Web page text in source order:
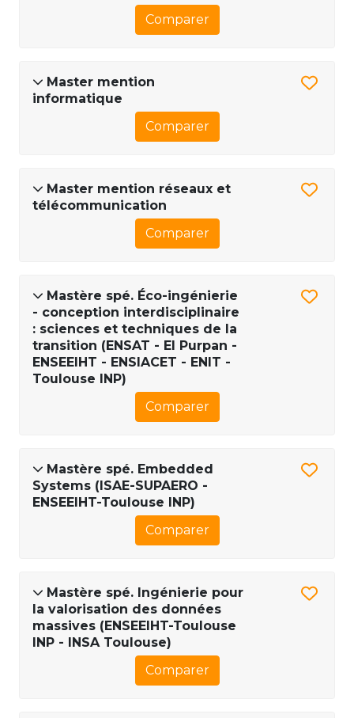
Comparer
Master mention
informatique
Comparer
Master mention réseaux et
télécommunication
Comparer
Mastère spé. Éco-ingénierie
- conception interdisciplinaire
: sciences et techniques de la
transition (ENSAT - EI Purpan -
ENSEEIHT - ENSIACET - ENIT -
Toulouse INP)
Comparer
Mastère spé. Embedded
Systems (ISAE-SUPAERO -
ENSEEIHT-Toulouse INP)
Comparer
Mastère spé. Ingénierie pour
la valorisation des données
massives (ENSEEIHT-Toulouse
INP - INSA Toulouse)
Comparer